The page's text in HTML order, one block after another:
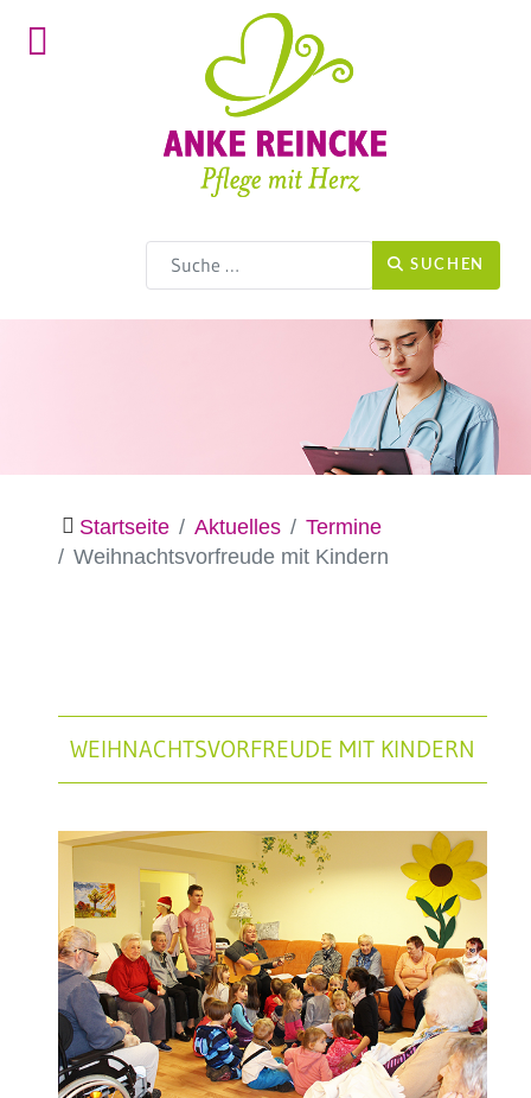
Suchen SUCHEN
Startseite Aktuelles
Termine
Weihnachtsvorfreude mit Kindern
WEIHNACHTSVORFREUDE MIT KINDERN